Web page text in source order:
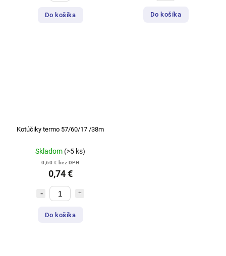
Do košíka Do košíka
Kotúčiky termo 57/60/17 /38m
Skladom (>5 ks)
0,60 € bez DPH
0,74 €
Do košíka